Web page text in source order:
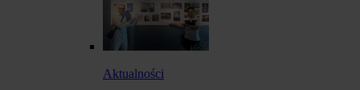
Aktualności